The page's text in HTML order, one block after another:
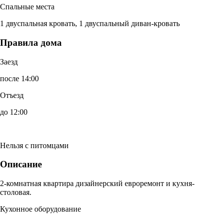
Спальные места
1 двуспальная кровать, 1 двуспальный диван-кровать
Правила дома
Заезд
после 14:00
Отъезд
до 12:00
Нельзя с питомцами
Описание
2-комнатная квартира дизайнерский евроремонт и кухня-
столовая.
Кухонное оборудование